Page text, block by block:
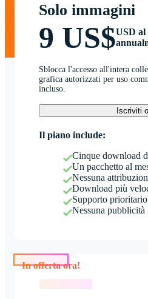
Solo immagini
9 US$USD al
Sblocca l'accesso all'intera
grafica autorizzati per uso
incluso.
Iscriviti
Il piano include:
Cinque download
Un pacchetto al
Nessuna
Download più
Supporto prioritario
Nessuna pubblicità